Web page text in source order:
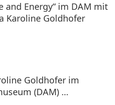
and Energy“ im DAM mit
Karoline Goldhofer
Goldhofer im
(DAM) …